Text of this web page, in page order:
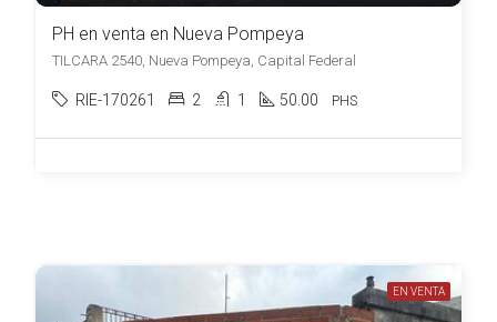
PH en venta en Nueva Pompeya
TILCARA 2540, Nueva Pompeya, Capital Federal
RIE-170261 2 1 50.00 PHS
EN VENTA